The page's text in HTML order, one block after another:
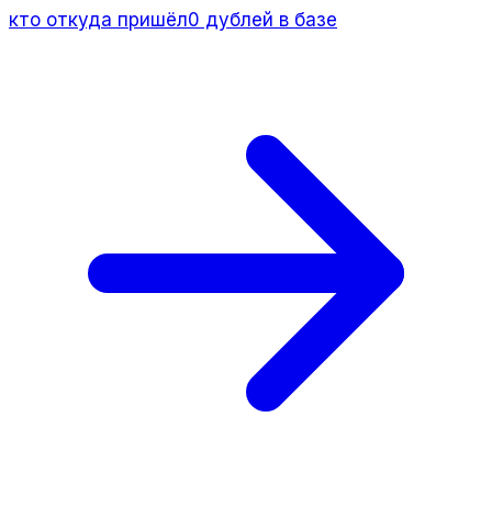
кто откуда пришёл0 дублей в базе